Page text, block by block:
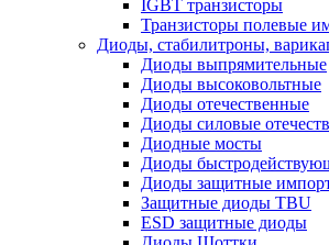
IGBT транзисторы
Транзисторы полевые
Диоды, стабилитроны,
Диоды выпрямительные
Диоды высоковольтные
Диоды отечественные
Диоды силовые
Диодные мосты
Диоды
Диоды защитные
Защитные диоды TBU
ESD защитные диоды